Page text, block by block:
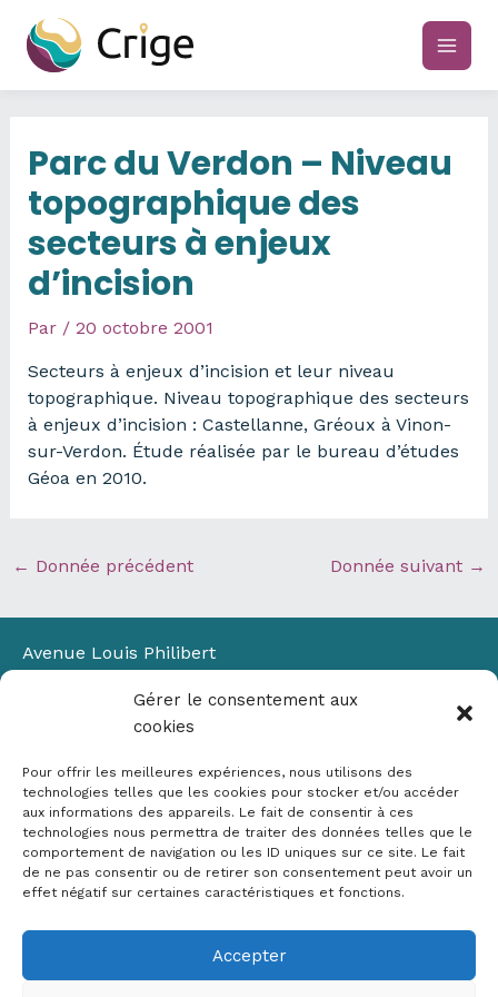
Gérer le consentement aux
cookies
Pour offrir les meilleures expériences, nous utilisons des
technologies telles que les cookies pour stocker et/ou accéder
aux informations des appareils. Le fait de consentir à ces
technologies nous permettra de traiter des données telles que le
comportement de navigation ou les ID uniques sur ce site. Le fait
de ne pas consentir ou de retirer son consentement peut avoir un
effet négatif sur certaines caractéristiques et fonctions.
Accepter
contenu
main
Parc du Verdon – Niveau
topographique des
secteurs à enjeux
d’incision
Par / 20 octobre 2001
Secteurs à enjeux d’incision et leur niveau
topographique. Niveau topographique des secteurs
à enjeux d’incision : Castellanne, Gréoux à Vinon-
sur-Verdon. Étude réalisée par le bureau d’études
Géoa en 2010.
← Donnée précédent Donnée suivant →
Avenue Louis Philibert
Bâtiment Laennec
13100 Aix-en-Provence
✉ contact@crige-paca.org
Mentions légales